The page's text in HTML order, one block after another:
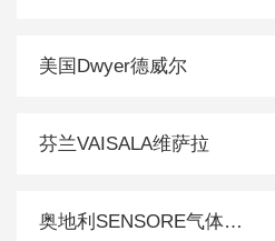
美国Dwyer德威尔
芬兰VAISALA维萨拉
奥地利SENSORE气体传感器